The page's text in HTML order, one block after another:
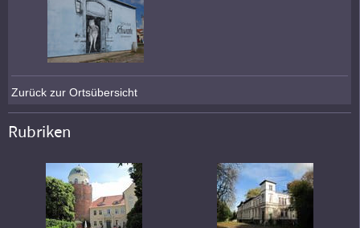
Zurück zur Ortsübersicht
Rubriken